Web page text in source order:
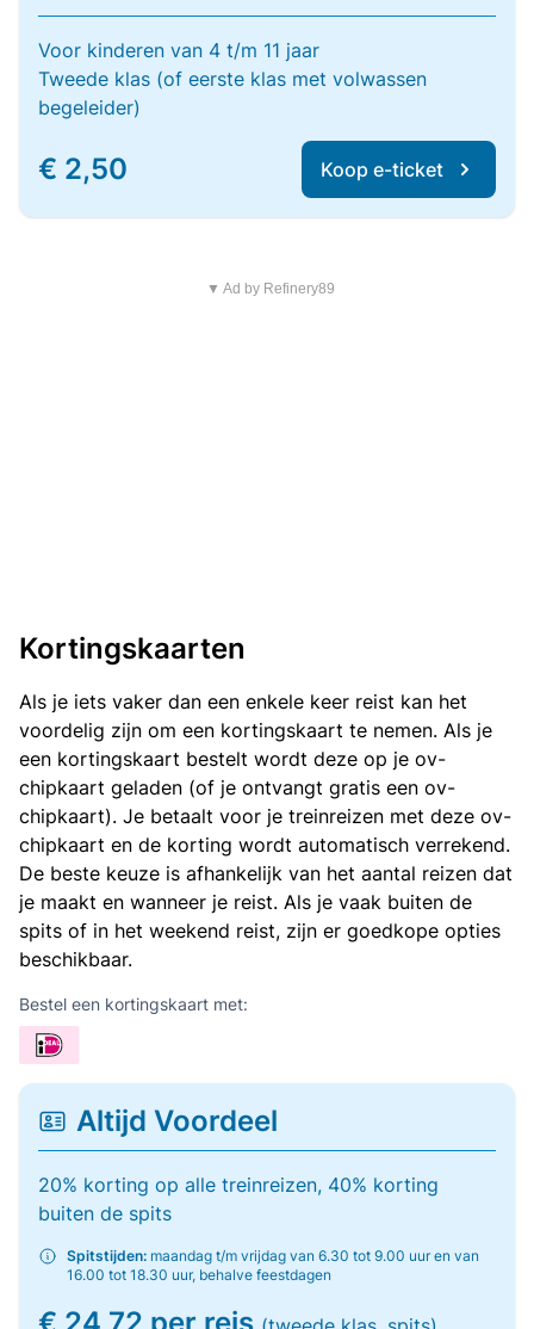
Voor kinderen van 4 t/m 11 jaar
Tweede klas (of eerste klas met volwassen
begeleider)
€ 2,50 Koop e-ticket
▼ Ad by Refinery89
Kortingskaarten
Als je iets vaker dan een enkele keer reist kan het
voordelig zijn om een kortingskaart te nemen. Als je
een kortingskaart bestelt wordt deze op je ov-
chipkaart geladen (of je ontvangt gratis een ov-
chipkaart). Je betaalt voor je treinreizen met deze ov-
chipkaart en de korting wordt automatisch verrekend.
De beste keuze is afhankelijk van het aantal reizen dat
je maakt en wanneer je reist. Als je vaak buiten de
spits of in het weekend reist, zijn er goedkope opties
beschikbaar.
Bestel een kortingskaart met:
Altijd Voordeel
20% korting op alle treinreizen, 40% korting
buiten de spits
Spitstijden: maandag t/m vrijdag van 6.30 tot 9.00 uur en van
16.00 tot 18.30 uur, behalve feestdagen